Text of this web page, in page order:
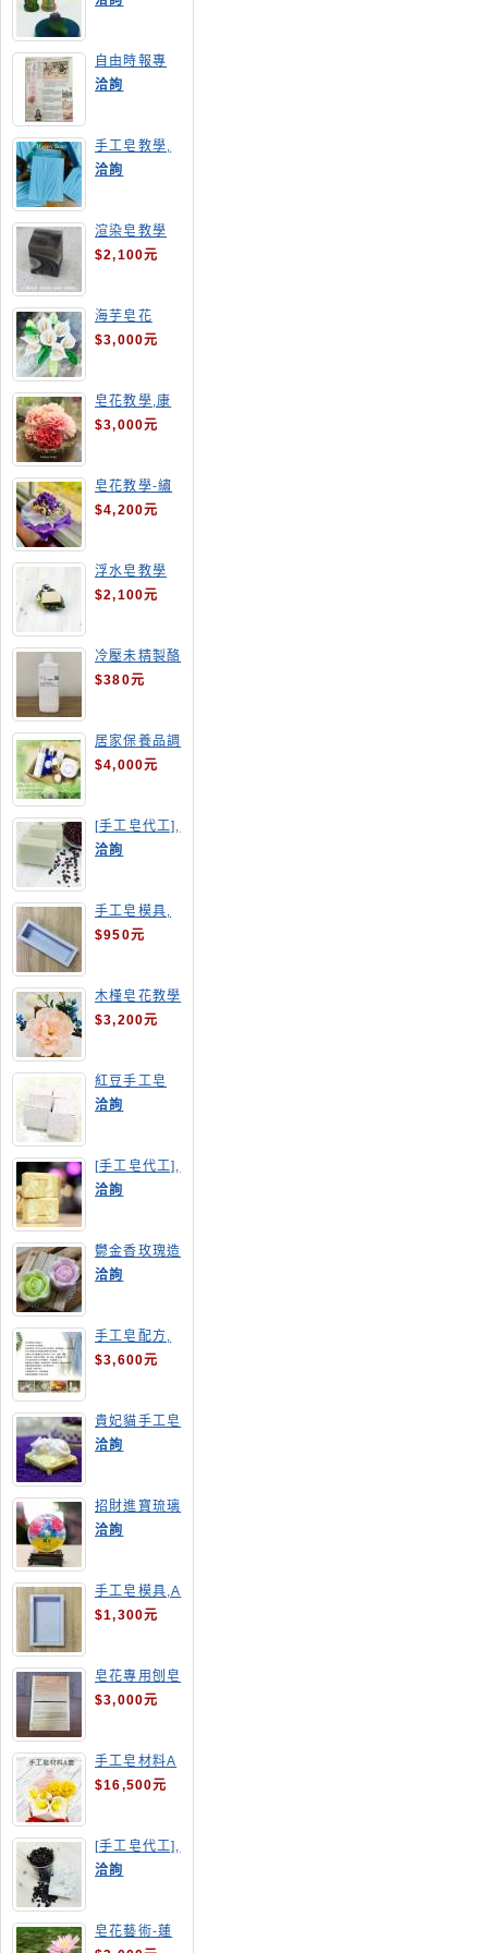
自由時報專
訪,手工皂達
人陳德昇老師
洽詢
手工皂教學,
手工皂當月課
程,渲染皂
洽詢
渲染皂教學
$2,100元
海芋皂花
$3,000元
皂花教學,康
乃馨
$3,000元
皂花教學-繡
球花皂花束
$4,200元
浮水皂教學
$2,100元
冷壓未精製酪
梨油
$380元
居家保養品調
配班
$4,000元
[手工皂代工],
酒粕皂
洽詢
手工皂模具,
長方形吐司模
$950元
木槿皂花教學
$3,200元
紅豆手工皂
洽詢
[手工皂代工],
羊奶皂
洽詢
鬱金香玫瑰造
型手工皂
洽詢
手工皂配方,
手工皂教學
$3,600元
貴妃貓手工皂
洽詢
招財進寶琉璃
手工皂
洽詢
手工皂模具,A
4渲染盤
$1,300元
皂花專用刨皂
器
$3,000元
手工皂材料A
套
$16,500元
[手工皂代工],
釋迦手工皂
洽詢
皂花藝術-蓮
花